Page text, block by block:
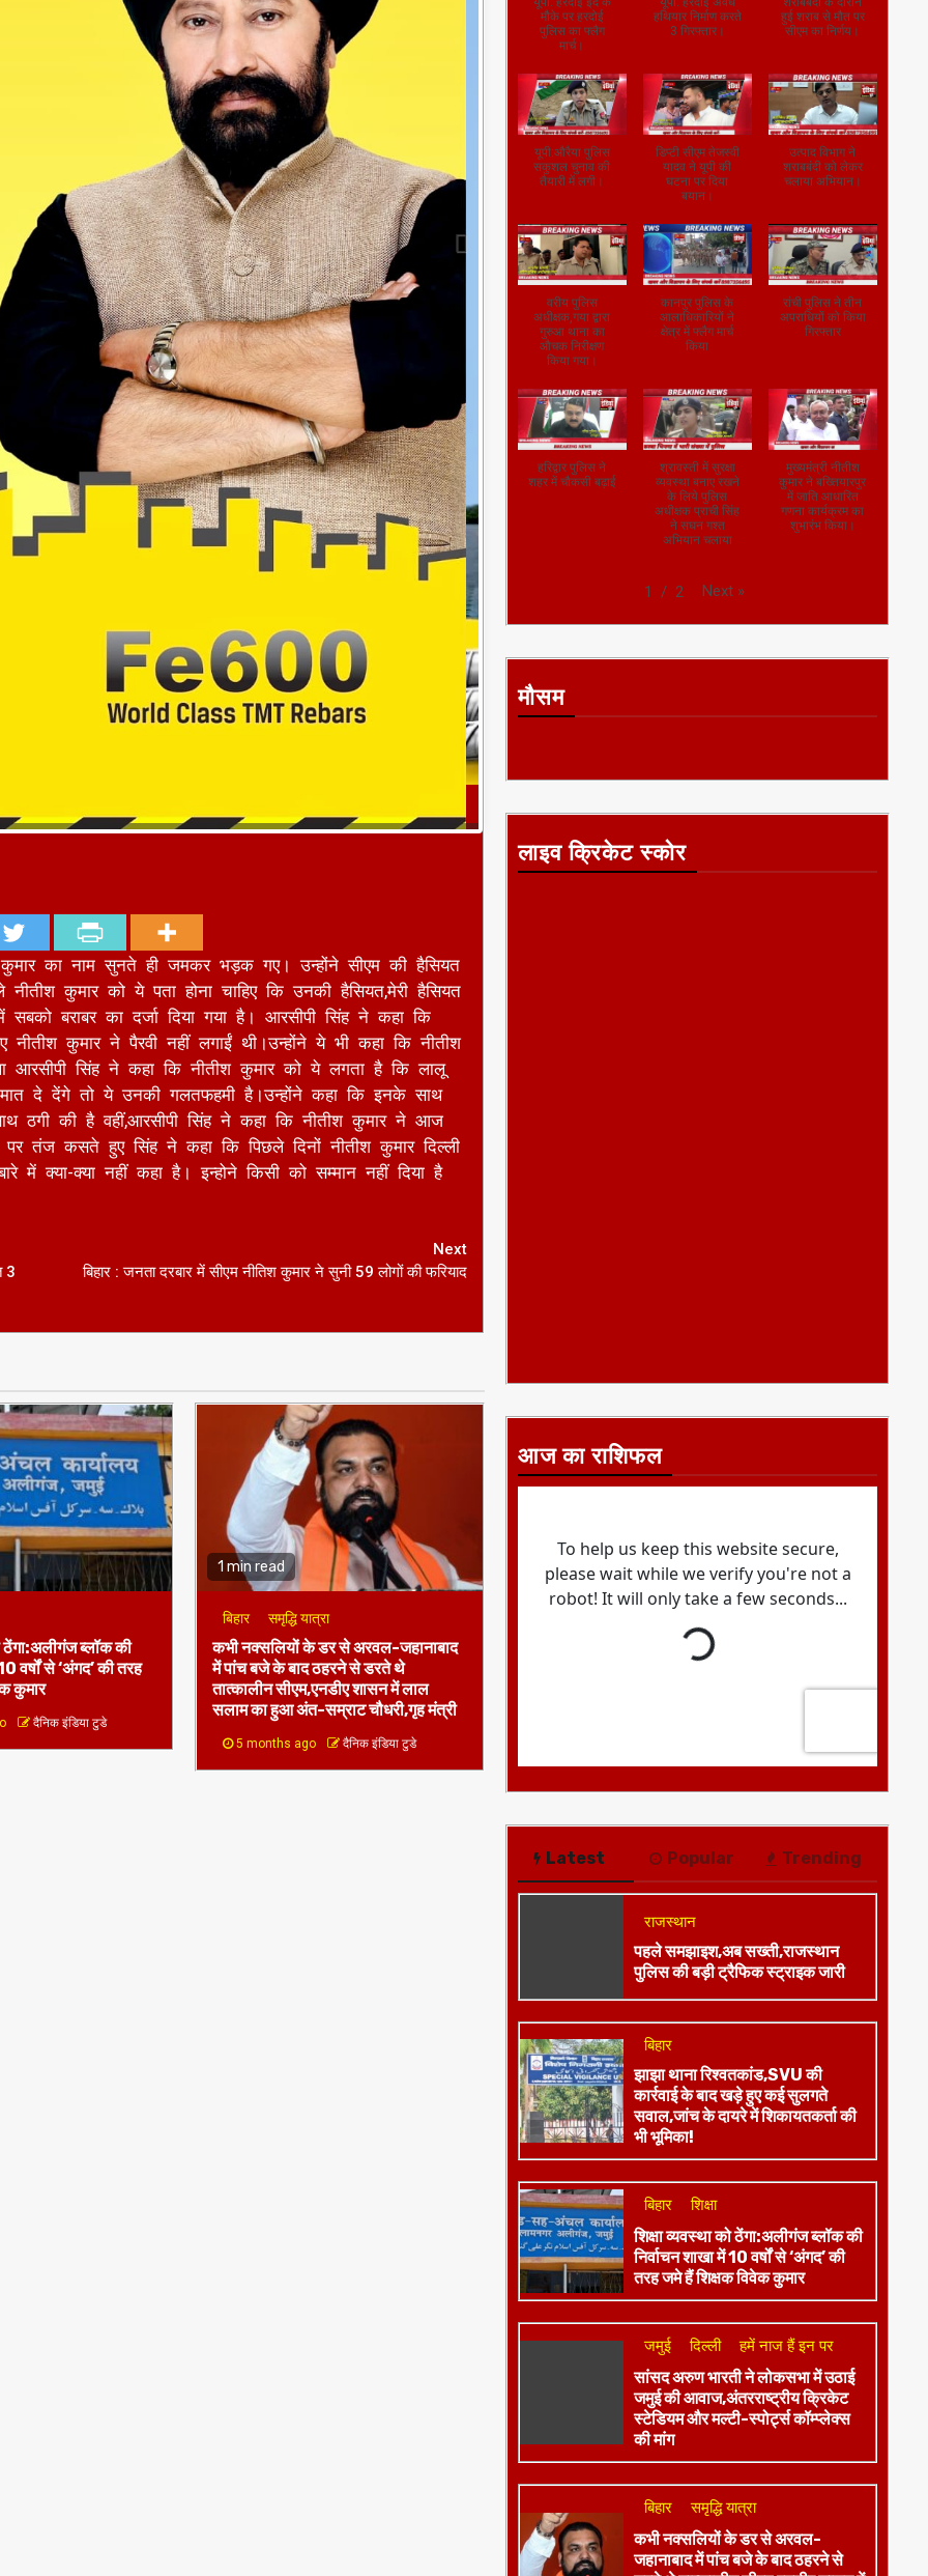
कुमार का नाम सुनते ही जमकर भड़क गए। उन्होंने सीएम की हैसियत
कुमार को ये पता होना चाहिए कि उनकी हैसियत,मेरी हैसियत
बराबर का दर्जा दिया गया है। आरसीपी सिंह ने कहा कि
कुमार ने पैरवी नहीं लगाईं थी।उन्होंने ये भी कहा कि नीतीश
सिंह ने कहा कि नीतीश कुमार को ये लगता है कि लालू
मात दे देंगे तो ये उनकी गलतफहमी है।उन्होंने कहा कि इनके साथ
ठगी की है वहीं,आरसीपी सिंह ने कहा कि नीतीश कुमार ने आज
तंज कसते हुए सिंह ने कहा कि पिछले दिनों नीतीश कुमार दिल्ली
क्या-क्या नहीं कहा है। इन्होने किसी को सम्मान नहीं दिया है
वर्षों से ‘अंगद’ की तरह
कुमार
दैनिक इंडिया टुडे
1 min read
बिहार समृद्धि यात्रा
में पांच बजे के बाद ठहरने से डरते थे
तात्कालीन सीएम,एनडीए शासन में लाल
सलाम का हुआ अंत-सम्राट चौधरी,गृह मंत्री
5 months ago दैनिक इंडिया टुडे
मौके पर हरदोई
पुलिस का फ्लैग
मार्च।
हथियार निर्माण करते
3 गिरफ्तार।
हुई शराब से मौत पर
सीएम का निर्णय।
यूपी:औरैया पुलिस
सकुशल चुनाव की
तैयारी में लगी।
डिप्टी सीएम तेजस्वी
यादव ने यूपी की
घटना पर दिया
बयान।
उत्पाद विभाग ने
शराबबंदी को लेकर
चलाया अभियान।
वरीय पुलिस
अधीक्षक,गया द्वारा
गुरुआ थाना का
औचक निरीक्षण
किया गया।
कानपुर पुलिस के
आलाधिकारियों ने
क्षेत्र में फ्लैग मार्च
किया
रांची पुलिस ने तीन
अपराधियों को किया
गिरफ्तार
हरिद्वार पुलिस ने
शहर में चौकसी बढ़ाई
श्रावस्ती में सुरक्षा
व्यवस्था बनाए रखने
के लिये पुलिस
अधीक्षक प्राची सिंह
ने सघन गश्त
अभियान चलाया
मुख्यमंत्री नीतीश
कुमार ने बख्तियारपुर
में जाति आधारित
गणना कार्यक्रम का
शुभारंभ किया।
1 / 2 Next »
मौसम
लाइव क्रिकेट स्कोर
आज का राशिफल
Latest Popular Trending
राजस्थान
पहले समझाइश,अब सख्ती,राजस्थान
पुलिस की बड़ी ट्रैफिक स्ट्राइक जारी
बिहार
झाझा थाना रिश्वतकांड,SVU की
कार्रवाई के बाद खड़े हुए कई सुलगते
सवाल,जांच के दायरे में शिकायतकर्ता की
भी भूमिका!
बिहार शिक्षा
शिक्षा व्यवस्था को ठेंगा:अलीगंज ब्लॉक की
निर्वाचन शाखा में 10 वर्षों से ‘अंगद’ की
तरह जमे हैं शिक्षक विवेक कुमार
जमुई दिल्ली हमें नाज हैं इन पर
​सांसद अरुण भारती ने लोकसभा में उठाई
जमुई की आवाज,अंतरराष्ट्रीय क्रिकेट
स्टेडियम और मल्टी-स्पोर्ट्स कॉम्प्लेक्स
की मांग
बिहार समृद्धि यात्रा
कभी नक्सलियों के डर से अरवल-
जहानाबाद में पांच बजे के बाद ठहरने से